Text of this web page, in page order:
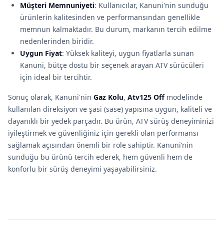
Müşteri Memnuniyeti: Kullanıcılar, Kanuni'nin sunduğu
ürünlerin kalitesinden ve performansından genellikle
memnun kalmaktadır. Bu durum, markanın tercih edilme
nedenlerinden biridir.
Uygun Fiyat: Yüksek kaliteyi, uygun fiyatlarla sunan
Kanuni, bütçe dostu bir seçenek arayan ATV sürücüleri
için ideal bir tercihtir.
Sonuç olarak, Kanuni'nin Gaz Kolu, Atv125 Offmodelinde
kullanılan direksiyon ve şasi (sase) yapısına uygun, kaliteli ve
dayanıklı bir yedek parçadır. Bu ürün, ATV sürüş deneyiminizi
iyileştirmek ve güvenliğiniz için gerekli olan performansı
sağlamak açısından önemli bir role sahiptir. Kanuni’nin
sunduğu bu ürünü tercih ederek, hem güvenli hem de
konforlu bir sürüş deneyimi yaşayabilirsiniz.